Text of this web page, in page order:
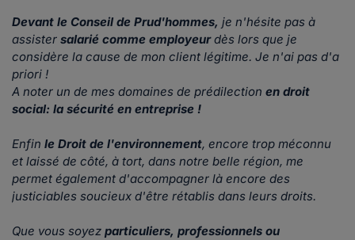
Devant le Conseil de Prud'hommes, je n'hésite pas à
assister salarié comme employeurdès lors que je
considère la cause de mon client légitime. Je n'ai pas d'a
priori !
A noter un de mes domaines de prédilection en droit
social: la sécurité en entreprise !
Enfin le Droit de l'environnement, encore trop méconnu
et laissé de côté, à tort, dans notre belle région, me
permet également d'accompagner là encore des
justiciables soucieux d'être rétablis dans leurs droits.
Que vous soyez particuliers, professionnels ou